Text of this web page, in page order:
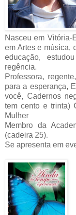
Nasceu em Vitória-
em Artes e música,
educação,
regência.
Professora,
para a esperança,
você, Cadernos
tem cento e trinta)
Mulher
Membro da
(cadeira 25).
Se apresenta em